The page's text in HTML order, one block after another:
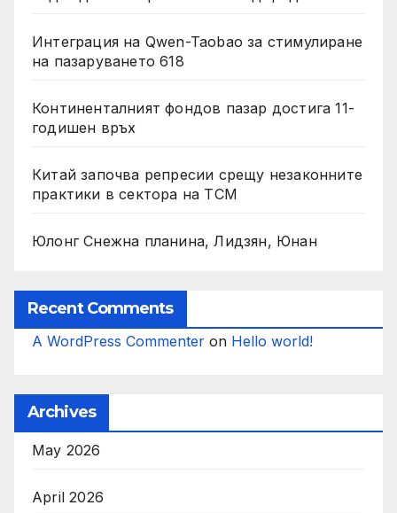
Интеграция на Qwen-Taobao за стимулиране
на пазаруването 618
Континенталният фондов пазар достига 11-
годишен връх
Китай започва репресии срещу незаконните
практики в сектора на TCM
Юлонг Снежна планина, Лидзян, Юнан
Recent Comments
A WordPress Commenter on Hello world!
Archives
May 2026
April 2026